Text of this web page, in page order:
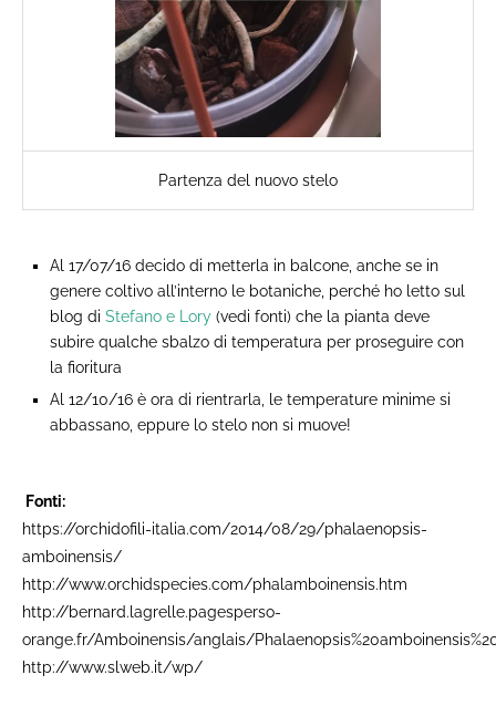
Partenza del nuovo stelo
Al 17/07/16 decido di metterla in balcone, anche se in
genere coltivo all’interno le botaniche, perché ho letto sul
blog di Stefano e Lory (vedi fonti) che la pianta deve
subire qualche sbalzo di temperatura per proseguire con
la fioritura
Al 12/10/16 è ora di rientrarla, le temperature minime si
abbassano, eppure lo stelo non si muove!
Fonti: ​
https://orchidofili-italia.com/2014/08/29/phalaenopsis-
amboinensis/
http://www.orchidspecies.com/phalamboinensis.htm
http://bernard.lagrelle.pagesperso-
orange.fr/Amboinensis/anglais/
http://www.slweb.it/wp/